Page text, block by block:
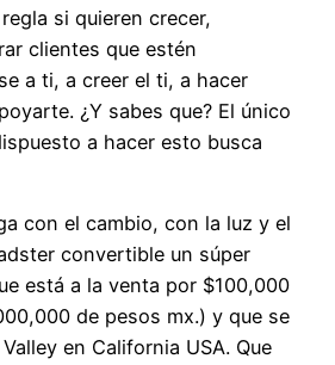
si quieren crecer,
clientes que estén
a ti, a creer el ti, a hacer
¿Y sabes que? El único
a hacer esto busca
con el cambio, con la luz y el
convertible un súper
está a la venta por $100,000
de pesos mx.) y que se
en California USA. Que